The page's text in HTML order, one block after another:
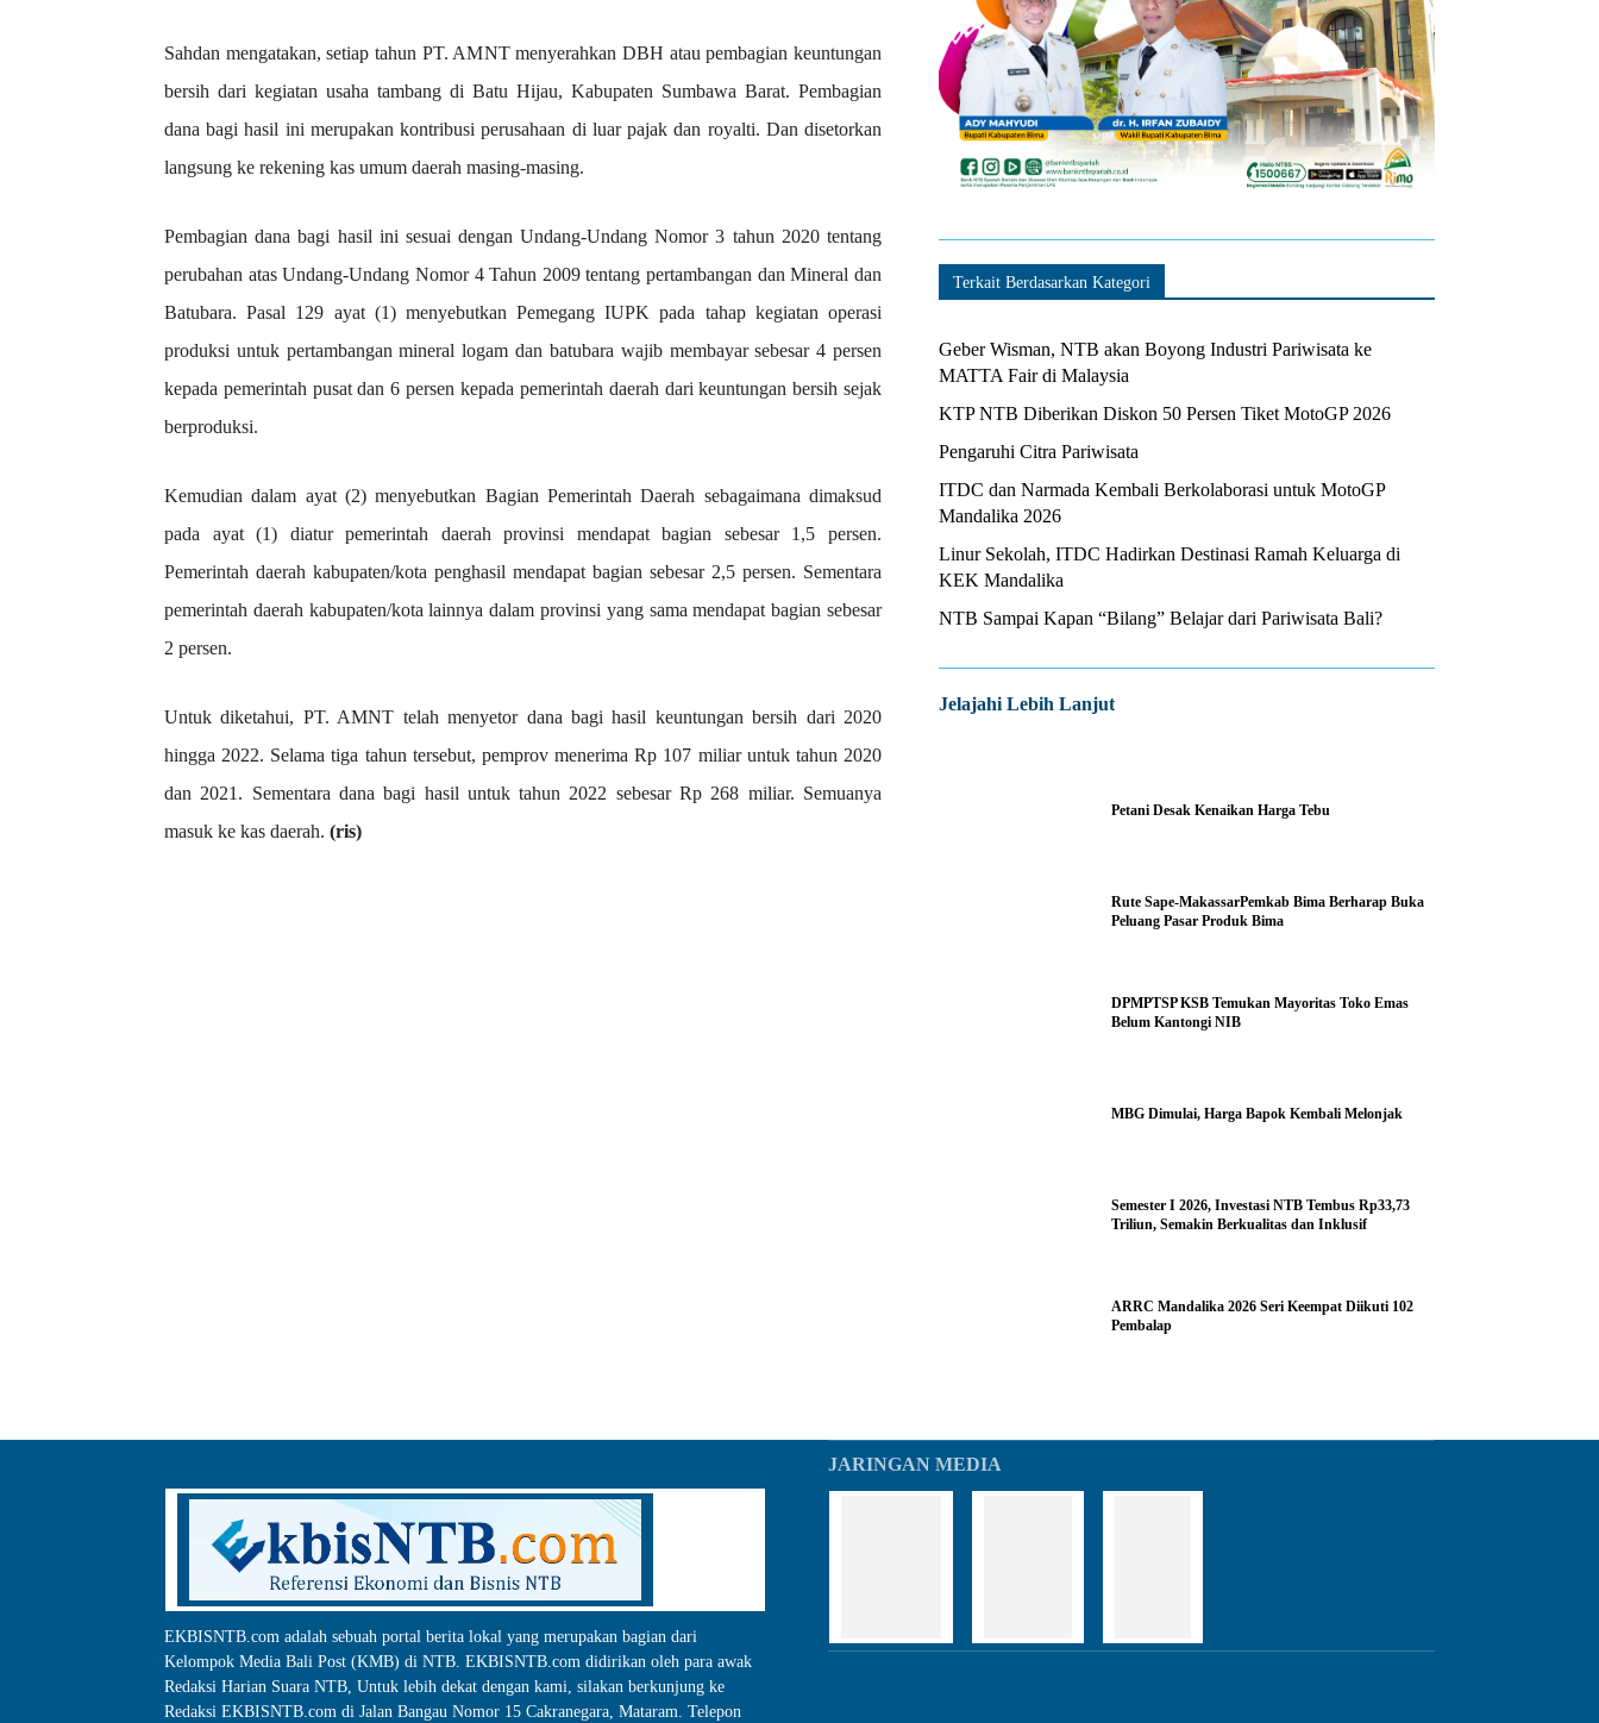
Sahdan mengatakan, setiap tahun PT. AMNT menyerahkan DBH atau pembagian keuntungan
bersih dari kegiatan usaha tambang di Batu Hijau, Kabupaten Sumbawa Barat. Pembagian
dana bagi hasil ini merupakan kontribusi perusahaan di luar pajak dan royalti. Dan disetorkan
langsung ke rekening kas umum daerah masing-masing.
Pembagian dana bagi hasil ini sesuai dengan Undang-Undang Nomor 3 tahun 2020 tentang
perubahan atas Undang-Undang Nomor 4 Tahun 2009 tentang pertambangan dan Mineral dan
Batubara. Pasal 129 ayat (1) menyebutkan Pemegang IUPK pada tahap kegiatan operasi
produksi untuk pertambangan mineral logam dan batubara wajib membayar sebesar 4 persen
kepada pemerintah pusat dan 6 persen kepada pemerintah daerah dari keuntungan bersih sejak
berproduksi.
Kemudian dalam ayat (2) menyebutkan Bagian Pemerintah Daerah sebagaimana dimaksud
pada ayat (1) diatur pemerintah daerah provinsi mendapat bagian sebesar 1,5 persen.
Pemerintah daerah kabupaten/kota penghasil mendapat bagian sebesar 2,5 persen. Sementara
pemerintah daerah kabupaten/kota lainnya dalam provinsi yang sama mendapat bagian sebesar
2 persen.
Untuk diketahui, PT. AMNT telah menyetor dana bagi hasil keuntungan bersih dari 2020
hingga 2022. Selama tiga tahun tersebut, pemprov menerima Rp 107 miliar untuk tahun 2020
dan 2021. Sementara dana bagi hasil untuk tahun 2022 sebesar Rp 268 miliar. Semuanya
masuk ke kas daerah. (ris)
Terkait Berdasarkan Kategori
Geber Wisman, NTB akan Boyong Industri Pariwisata ke
MATTA Fair di Malaysia
KTP NTB Diberikan Diskon 50 Persen Tiket MotoGP 2026
Pengaruhi Citra Pariwisata
ITDC dan Narmada Kembali Berkolaborasi untuk MotoGP
Mandalika 2026
Linur Sekolah, ITDC Hadirkan Destinasi Ramah Keluarga di
KEK Mandalika
NTB Sampai Kapan “Bilang” Belajar dari Pariwisata Bali?
Jelajahi Lebih Lanjut
Petani Desak Kenaikan Harga Tebu
Rute Sape-MakassarPemkab Bima Berharap Buka
Peluang Pasar Produk Bima
DPMPTSP KSB Temukan Mayoritas Toko Emas
Belum Kantongi NIB
MBG Dimulai, Harga Bapok Kembali Melonjak
Semester I 2026, Investasi NTB Tembus Rp33,73
Triliun, Semakin Berkualitas dan Inklusif
ARRC Mandalika 2026 Seri Keempat Diikuti 102
Pembalap
EKBISNTB.com adalah sebuah portal berita lokal yang merupakan bagian dari
Kelompok Media Bali Post (KMB) di NTB. EKBISNTB.com didirikan oleh para awak
Redaksi Harian Suara NTB, Untuk lebih dekat dengan kami, silakan berkunjung ke
Redaksi EKBISNTB.com di Jalan Bangau Nomor 15 Cakranegara, Mataram. Telepon
JARINGAN MEDIA